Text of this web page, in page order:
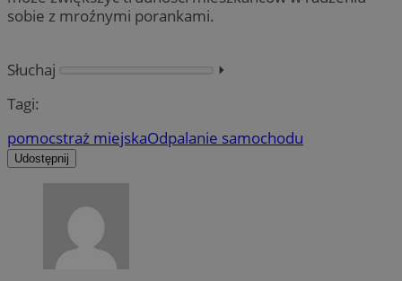
sobie z mroźnymi porankami.
Słuchaj
⏵︎
Tagi:
pomocstraż miejskaOdpalanie samochodu
Udostępnij